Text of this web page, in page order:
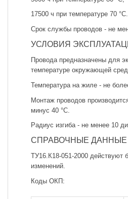
17500 ч при температуре 70 °С.
Срок службы проводов - не
УСЛОВИЯ
Провода предназначены для
температуре окружающей
Температура на жиле - не
Монтаж проводов
минус 40 °С.
Радиус изгиба - не менее 10
СПРАВОЧНЫЕ ДАННЫЕ
ТУ16.К18-051-2000 действуют
изменений.
Коды ОКП: